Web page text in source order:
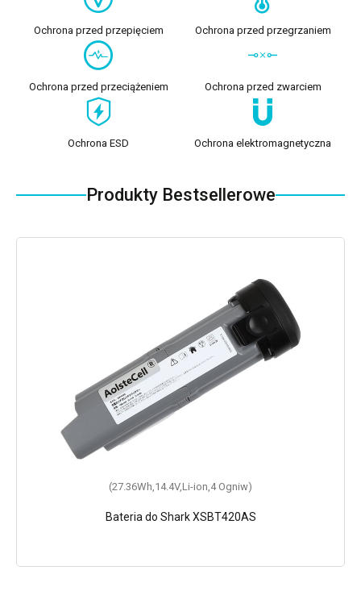
Ochrona przed przepięciem Ochrona przed przegrzaniem
Ochrona przed przeciążeniem Ochrona przed zwarciem
Ochrona ESD Ochrona elektromagnetyczna
Produkty Bestsellerowe
(27.36Wh,14.4V,Li-ion,4 Ogniw)
Bateria do Shark XSBT420AS